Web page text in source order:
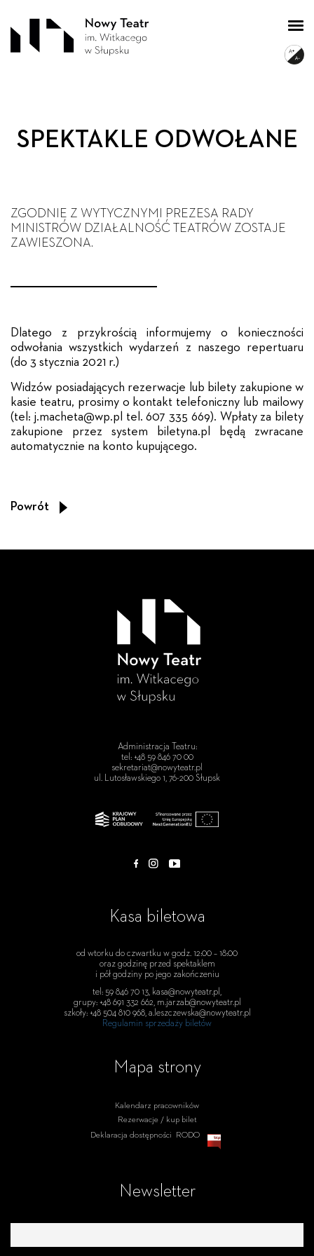
SPEKTAKLE ODWOŁANE
ZGODNIE Z WYTYCZNYMI PREZESA RADY
MINISTRÓW DZIAŁALNOŚĆ TEATRÓW ZOSTAJE
ZAWIESZONA.
Dlatego z przykrością informujemy o konieczności
odwołania wszystkich wydarzeń z naszego repertuaru
(do 3 stycznia 2021 r.)
Widzów posiadających rezerwacje lub bilety zakupione w
kasie teatru, prosimy o kontakt telefoniczny lub mailowy
(tel: j.macheta@wp.pl tel. 607 335 669). Wpłaty za bilety
zakupione przez system biletyna.pl będą zwracane
automatycznie na konto kupującego.
Powrót
Administracja Teatru:
tel: +48 59 846 70 00
sekretariat@nowyteatr.pl
ul. Lutosławskiego 1, 76-200 Słupsk
Kasa biletowa
od wtorku do czwartku w godz. 12:00 – 18:00
oraz godzinę przed spektaklem
i pół godziny po jego zakończeniu
tel: 59 846 70 13, kasa@nowyteatr.pl,
grupy: +48 691 332 662, m.jarzab@nowyteatr.pl
szkoły: +48 504 810 968, a.leszczewska@nowyteatr.pl
Regulamin sprzedaży biletów
Mapa strony
Kalendarz pracowników
Rezerwacje / kup bilet
Deklaracja dostępności
RODO
Newsletter